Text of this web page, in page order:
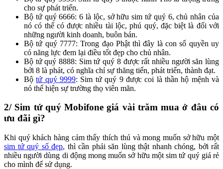
cho sự phát triển.
Bộ tứ quý 6666: 6 là lộc, sở hữu sim tứ quý 6, chủ nhân của
nó có thể có được nhiều tài lộc, phú quý, đặc biệt là đối với
những người kinh doanh, buôn bán.
Bộ tứ quý 7777: Trong đạo Phật thì đây là con số quyền uy
có năng lực đem lại điều tốt đẹp cho chủ nhân.
Bộ tứ quý 8888: Sim tứ quý 8 được rất nhiều người săn lùng
bởi 8 là phát, có nghĩa chỉ sự thăng tiến, phát triển, thành đạt.
Bộtứ quý 9999: Sim tứ quý 9 được coi là thần hộ mệnh và
nó thể hiện sự trường thọ viên mãn.
2/ Sim tứ quý Mobifone giá vài trăm mua ở đâu có
ưu đãi gì?
Khi quý khách hàng cảm thấy thích thú và mong muốn sở hữu một
sim tứ quý số đẹp, thì cần phải săn lùng thật nhanh chóng, bởi rất
nhiều người dùng di động mong muốn sở hữu một sim tứ quý giá rẻ
cho mình để sử dụng.